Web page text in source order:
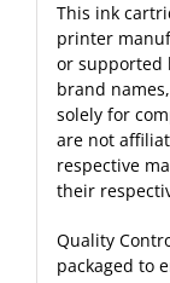
This ink
printer
or supported
brand
solely for
are not
respective
their
Quality
packaged to